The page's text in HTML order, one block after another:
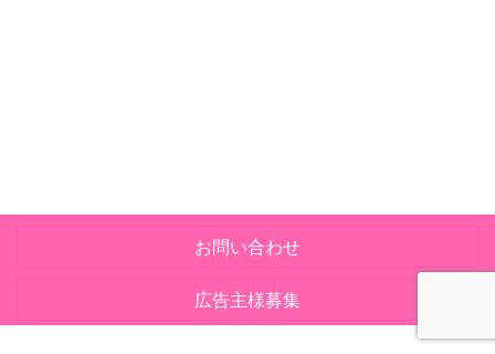
お問い合わせ
広告主様募集